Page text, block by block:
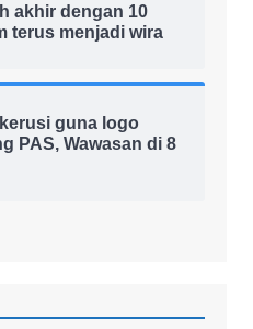
akhir dengan 10
terus menjadi wira
guna logo
PAS, Wawasan di 8